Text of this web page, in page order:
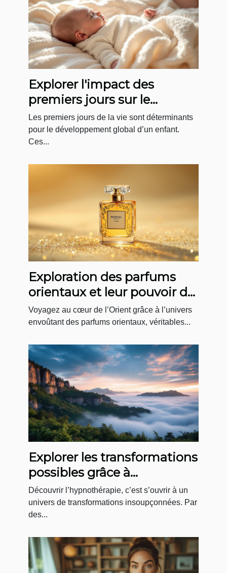
Explorer l'impact des
premiers jours sur le
développement infantile
Les premiers jours de la vie sont déterminants
pour le développement global d’un enfant.
Ces...
Exploration des parfums
orientaux et leur pouvoir de
séduction mystérieuse
Voyagez au cœur de l’Orient grâce à l’univers
envoûtant des parfums orientaux, véritables...
Explorer les transformations
possibles grâce à
l'hypnothérapie
Découvrir l’hypnothérapie, c’est s’ouvrir à un
univers de transformations insoupçonnées. Par
des...